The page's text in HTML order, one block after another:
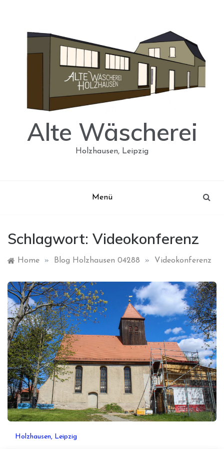
Alte Wäscherei
Holzhausen, Leipzig
Menü
Schlagwort: Videokonferenz
Home » Blog Holzhausen 04288 » Videokonferenz
Holzhausen, Leipzig